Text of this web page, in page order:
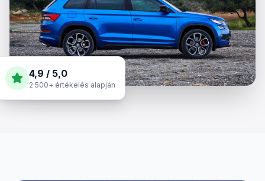
4,9 / 5,0
2 500+ értékelés alapján